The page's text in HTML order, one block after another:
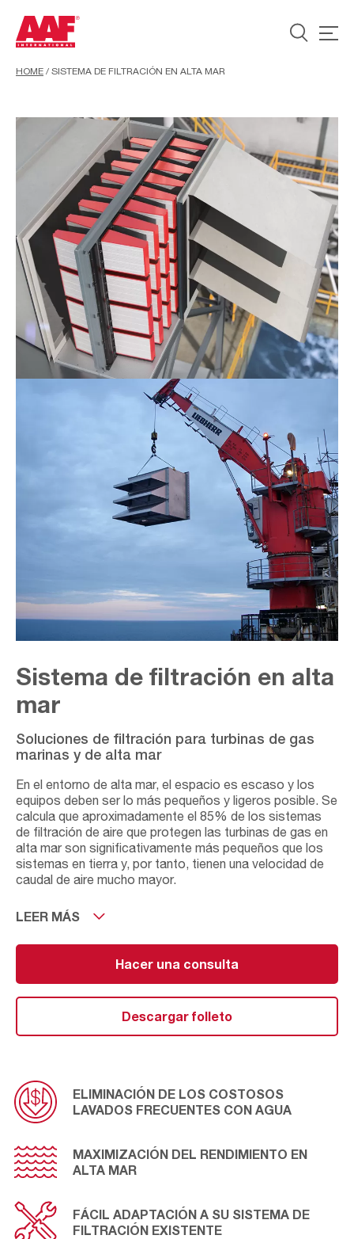
HOME / SISTEMA DE FILTRACIÓN EN ALTA MAR
Sistema de filtración en alta
mar
Soluciones de filtración para turbinas de gas
marinas y de alta mar
En el entorno de alta mar, el espacio es escaso y los
equipos deben ser lo más pequeños y ligeros posible. Se
calcula que aproximadamente el 85% de los sistemas
de filtración de aire que protegen las turbinas de gas en
alta mar son significativamente más pequeños que los
sistemas en tierra y, por tanto, tienen una velocidad de
caudal de aire mucho mayor.
Esto es extremadamente significativo ya que dificulta en
lugar a una mayor contaminación del aire que llega al
motor.Además, el aire en el entorno de alta mar contiene
numerosas partículas nocivas que pueden generar
suciedad, reducir la eficiencia del motor y tener el
potencial de dañar permanentemente las turbinas de
gas. Estas partículas son las gotas de agua, los
neumáticas están especialmente expuestas a la
contaminación y a la corrosión en alta mar. AAF es el
principal proveedor mundial en este campo y tiene una
velocidad.
LEER MÁS
Hacer una consulta
Descargar folleto
ELIMINACIÓN DE LOS COSTOSOS
LAVADOS FRECUENTES CON AGUA
MAXIMIZACIÓN DEL RENDIMIENTO EN
ALTA MAR
FÁCIL ADAPTACIÓN A SU SISTEMA DE
FILTRACIÓN EXISTENTE